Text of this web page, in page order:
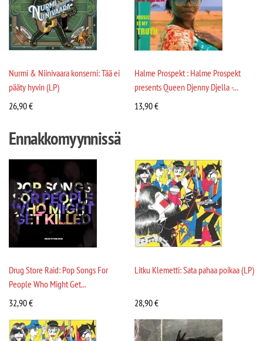
Nurmi & Niinivaara konserni: Tää ei
pääty hyvin (LP)
26,90€
Halme Prospekt : Halme Prospekt
presents Queen Djenny Djella -...
13,90€
Ennakkomyynnissä
Drug Store Raid: Pop Songs For
People Who Might Get...
32,90€
Litku Klemetti: Sata pahaa poikaa (LP)
28,90€